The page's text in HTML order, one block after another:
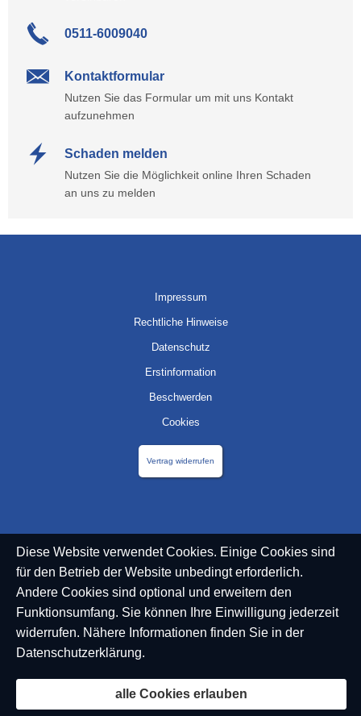
0511-6009040
Kontaktformular
Nutzen Sie das Formular um mit uns Kontakt
aufzunehmen
Schaden melden
Nutzen Sie die Möglichkeit online Ihren Schaden
an uns zu melden
Impressum
Rechtliche Hinweise
Datenschutz
Erstinformation
Beschwerden
Cookies
Vertrag widerrufen
Diese Website verwendet Cookies. Einige Cookies sind
für den Betrieb der Website unbedingt erforderlich.
Andere Cookies sind optional und erweitern den
Funktionsumfang. Sie können Ihre Einwilligung jederzeit
widerrufen. Nähere Informationen finden Sie in der
Datenschutzerklärung.
alle Cookies erlauben